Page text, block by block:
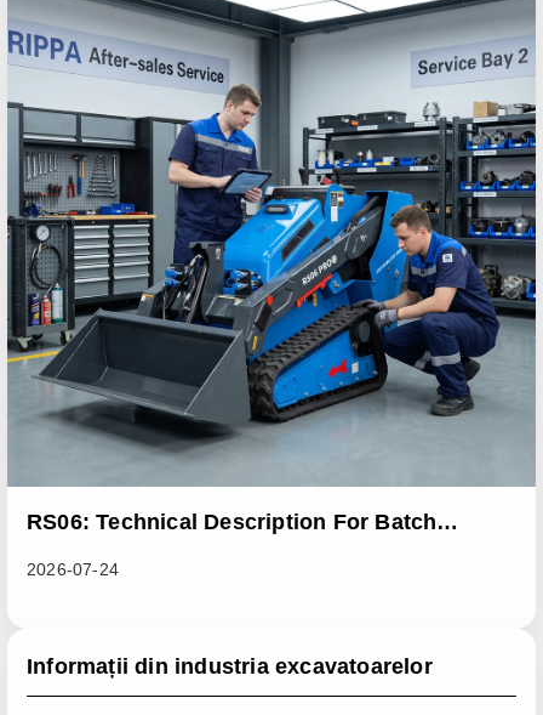
RS06: Technical Description For Batch
2026-07-24
Informații din industria excavatoarelor